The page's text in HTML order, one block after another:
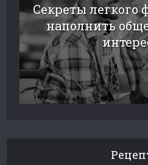
Секреты легкого
наполнить